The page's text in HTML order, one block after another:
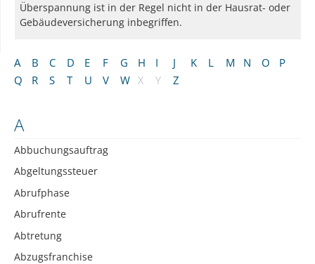
A B C D E F G H I J K L M N O
P
Q
R S T U V W X Y Z
A
Abbuchungsauftrag
Abgeltungssteuer
Abrufphase
Abrufrente
Abtretung
Abzugsfranchise
Überspannung ist in der Regel nicht in der Hausrat- oder
Gebäudeversicherung inbegriffen.